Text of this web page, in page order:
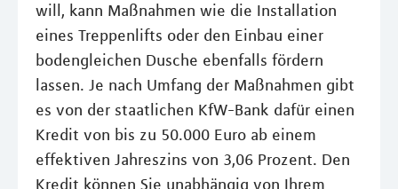
will, kann Maßnahmen wie die Installation
eines Treppenlifts oder den Einbau einer
bodengleichen Dusche ebenfalls fördern
lassen. Je nach Umfang der Maßnahmen gibt
es von der staatlichen KfW-Bank dafür einen
Kredit von bis zu 50.000 Euro ab einem
effektiven Jahreszins von 3,06 Prozent. Den
Kredit können Sie unabhängig von Ihrem